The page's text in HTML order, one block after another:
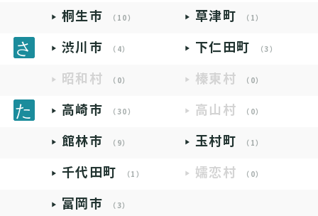
桐生市 （10） 草津町 （1）
渋川市 （4） 下仁田町 （3）
昭和村 （0） 榛東村 （0）
高崎市 （30） 高山村 （0）
館林市 （9） 玉村町 （1）
千代田町 （1） 嬬恋村 （0）
富岡市 （3）